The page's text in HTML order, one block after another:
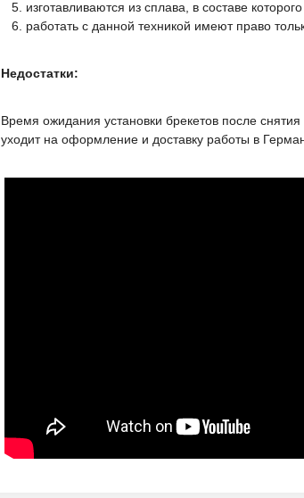
изготавливаются из сплава, в составе
работать с данной техникой имеют право
Недостатки:
Время ожидания установки брекетов после
уходит на оформление и доставку работы в